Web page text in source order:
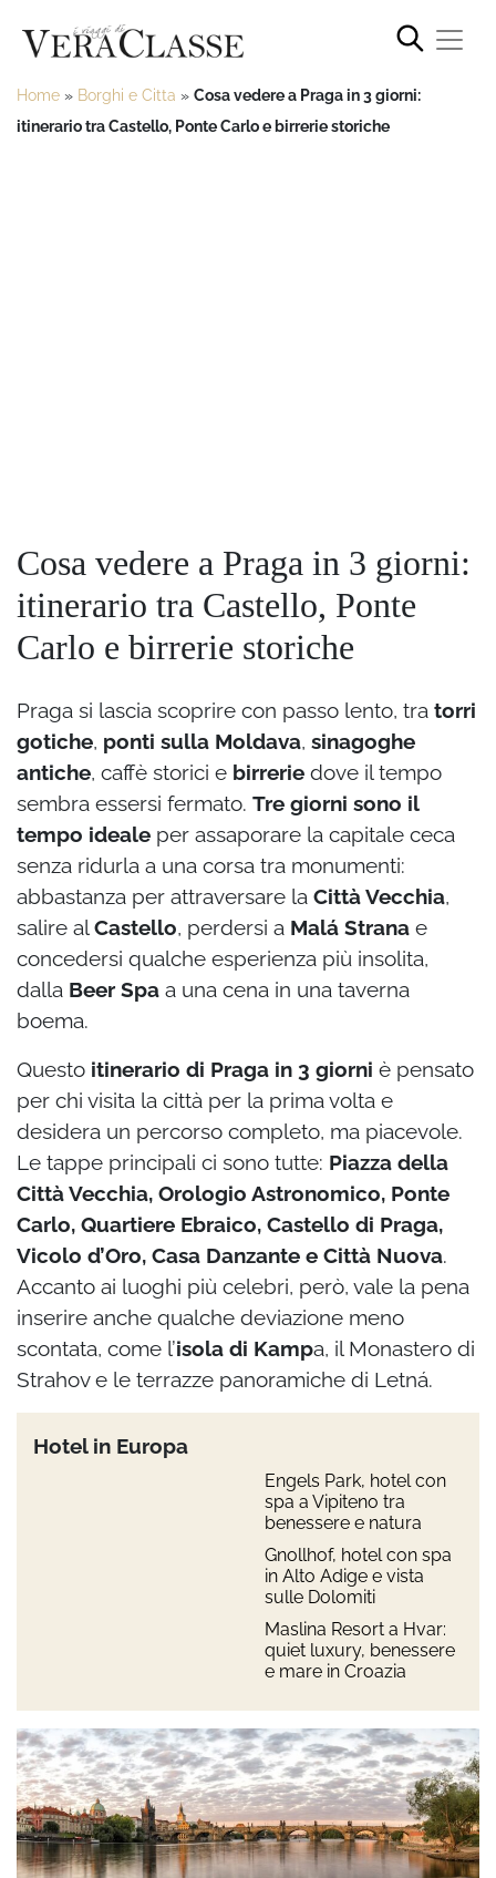
Home » Borghi e Citta » Cosa vedere a Praga in 3 giorni:
itinerario tra Castello, Ponte Carlo e birrerie storiche
Cosa vedere a Praga in 3 giorni:
itinerario tra Castello, Ponte
Carlo e birrerie storiche
Praga si lascia scoprire con passo lento, tra torri
gotiche, ponti sulla Moldava, sinagoghe
antiche, caffè storici e birrerie dove il tempo
sembra essersi fermato. Tre giorni sono il
tempo ideale per assaporare la capitale ceca
senza ridurla a una corsa tra monumenti:
abbastanza per attraversare la Città Vecchia,
salire alCastello, perdersi a Malá Strana e
concedersi qualche esperienza più insolita,
dalla Beer Spa a una cena in una taverna
boema.
Questo itinerario di Praga in 3 giorni è pensato
per chi visita la città per la prima volta e
desidera un percorso completo, ma piacevole.
Le tappe principali ci sono tutte: Piazza della
Città Vecchia, Orologio Astronomico, Ponte
Carlo, Quartiere Ebraico, Castello di Praga,
Vicolo d’Oro, Casa Danzante e Città Nuova.
Accanto ai luoghi più celebri, però, vale la pena
inserire anche qualche deviazione meno
scontata, come l’isola di Kampa, il Monastero di
Strahov e le terrazze panoramiche di Letná.
Hotel in Europa
Engels Park, hotel con
spa a Vipiteno tra
benessere e natura
Gnollhof, hotel con spa
in Alto Adige e vista
sulle Dolomiti
Maslina Resort a Hvar:
quiet luxury, benessere
e mare in Croazia